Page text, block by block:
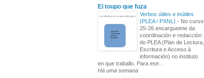
El toupo que fuza
Verbos útiles e inútiles
(PLEA / PXNL) - No curso
25-26 encargueime da
coordinación e redacción
do PLEA (Plan de Lectura,
Escritura e Acceso á
información) no instituto
en que traballo. Para ese...
Há uma semana